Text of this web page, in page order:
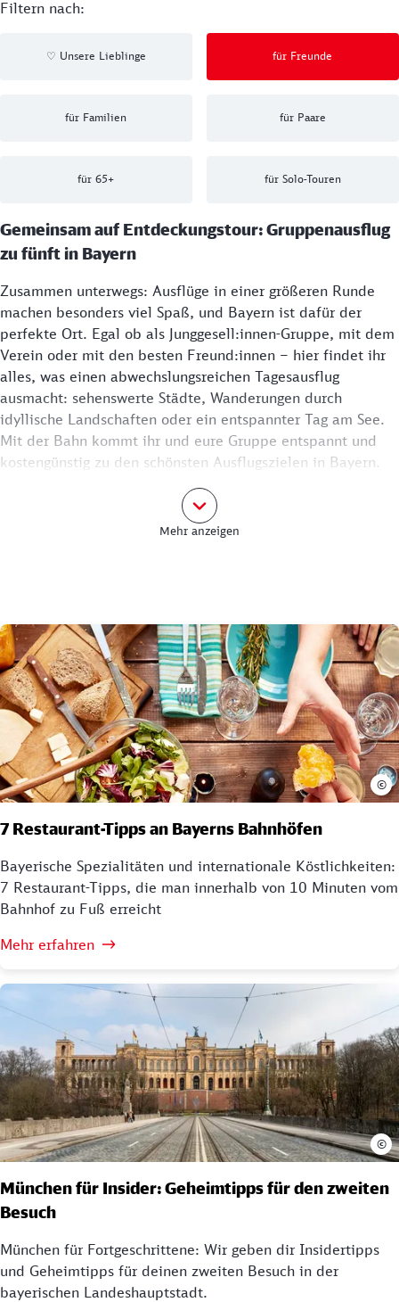
Filtern nach:
♡ Unsere Lieblinge für Freunde
für Familien für Paare
für 65+ für Solo-Touren
Gemeinsam auf Entdeckungstour: Gruppenausflug
zu fünft in Bayern
Zusammen unterwegs: Ausflüge in einer größeren Runde
machen besonders viel Spaß, und Bayern ist dafür der
perfekte Ort. Egal ob als Junggesell:innen-Gruppe, mit dem
Verein oder mit den besten Freund:innen – hier findet ihr
alles, was einen abwechslungsreichen Tagesausflug
ausmacht: sehenswerte Städte, Wanderungen durch
idyllische Landschaften oder ein entspannter Tag am See.
Mit der Bahn kommt ihr und eure Gruppe entspannt und
kostengünstig zu den schönsten Ausflugszielen in Bayern.
Mehr anzeigen
7 Restaurant-Tipps an Bayerns Bahnhöfen
Bayerische Spezialitäten und internationale Köstlichkeiten:
7 Restaurant-Tipps, die man innerhalb von 10 Minuten vom
Bahnhof zu Fuß erreicht
Mehr erfahren
©
München für Insider: Geheimtipps für den zweiten
Besuch
München für Fortgeschrittene: Wir geben dir Insidertipps
und Geheimtipps für deinen zweiten Besuch in der
bayerischen Landeshauptstadt.
©